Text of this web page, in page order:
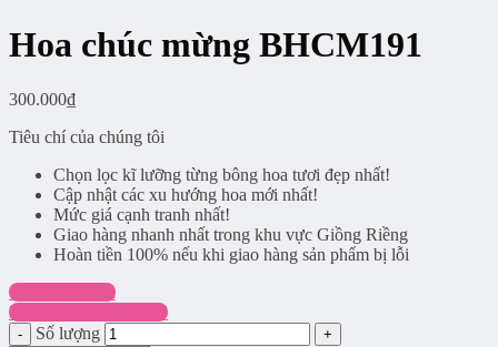
Hoa chúc mừng BHCM191
300.000₫
Tiêu chí của chúng tôi
Chọn lọc kĩ lưỡng từng bông hoa tươi đẹp nhất!
Cập nhật các xu hướng hoa mới nhất!
Mức giá cạnh tranh nhất!
Giao hàng nhanh nhất trong khu vực Giồng Riềng
Hoàn tiền 100% nếu khi giao hàng sản phẩm bị lỗi
Chat Facebook
Hotline: 0916.337.745
Số lượng